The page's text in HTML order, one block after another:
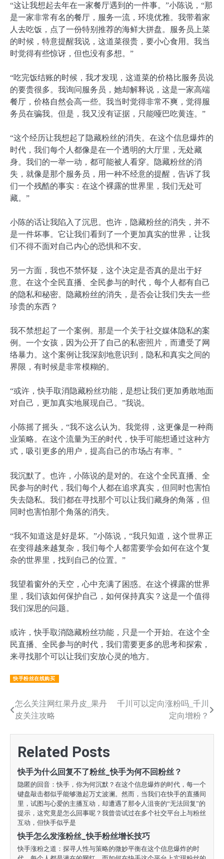
“这让我想起去年在一家餐厅遇到的一件事。”小陈说，“那
是一家非常有名的餐厅，服务一流，环境优雅。我带着家
人去吃饭，点了一份特别推荐的海鲜大拼盘。服务员上菜
的时候，特意提醒我说，这道菜很贵，要小心食用。我当
时觉得有些惊讶，但也没有多想。”
“吃完饭结账的时候，我才发现，这道菜的价格比服务员说
的要贵很多。我询问服务员，她却解释说，这是一家高端
餐厅，价格自然会高一些。我当时觉得非常不爽，觉得服
务员在骗我。但是，我又没有证据，只能哑巴吃黄连。”
“这个经历让我想起了隐藏粉丝的消失。在这个信息爆炸的
时代，我们每个人都像是在一个透明的大厅里，无处藏
身。我们的一举一动，都可能被人看穿。隐藏粉丝的消
失，就像是那个服务员，用一种不经意的提醒，告诉了我
们一个残酷的事实：在这个裸露的世界里，我们无处可
藏。”
小陈的话让我陷入了沉思。也许，隐藏粉丝的消失，并不
是一件坏事。它让我们看到了一个更加真实的世界，让我
们不得不面对自己内心的恐惧和不安。
另一方面，我也不禁怀疑，这个决定是否真的是出于好
意。在这个全民直播、全民参与的时代，每个人都有自己
的隐私和秘密。隐藏粉丝的消失，是否会让我们失去一些
珍贵的东西？
我不禁想起了一个案例。那是一个关于社交媒体隐私的案
例。一个女孩，因为公开了自己的私密照片，而遭受了网
络暴力。这个案例让我深刻地意识到，隐私和真实之间的
界限，有时候是非常模糊的。
“或许，快手取消隐藏粉丝功能，是想让我们更加勇敢地面
对自己，更加真实地展现自己。”我说。
小陈摇了摇头，“我不这么认为。我觉得，这更像是一种商
业策略。在这个流量为王的时代，快手可能想通过这种方
式，吸引更多的用户，提高自己的市场占有率。”
我沉默了。也许，小陈说的是对的。在这个全民直播、全
民参与的时代，我们每个人都在追求真实，但同时也害怕
失去隐私。我们都在寻找那个可以让我们藏身的角落，但
同时也害怕那个角落的消失。
“我不知道这是好是坏。”小陈说，“我只知道，这个世界正
在变得越来越复杂，我们每个人都需要学会如何在这个复
杂的世界里，找到自己的位置。”
我望着窗外的天空，心中充满了困惑。在这个裸露的世界
里，我们该如何保护自己，如何保持真实？这是一个值得
我们深思的问题。
或许，快手取消隐藏粉丝功能，只是一个开始。在这个全
民直播、全民参与的时代，我们需要更多的思考和探索，
来寻找那个可以让我们安放心灵的地方。
快手粉丝在线购买
文
章
航
怎么关注网红果丹皮_果丹
皮关注攻略
千川可以定向涨粉吗_千川
定向增粉？
Related Posts
快手为什么回复不了粉丝_快手为何不回粉丝？
隐匿的回音：快手，你为何沉默？在这个信息爆炸的时代，每一个
键盘敲击都似乎能够激起万丈波澜。然而，当我们在快手的直播间
里，试图与心爱的主播互动，却遭遇了那令人沮丧的“无法回复”的
提示，这究竟是怎么回事呢？我曾尝试过在多个社交平台上与粉丝
互动，但快手似乎是
快手怎么发涨粉丝_快手粉丝增长技巧
快手涨粉之道：探寻人性与策略的微妙平衡在这个信息爆炸的时